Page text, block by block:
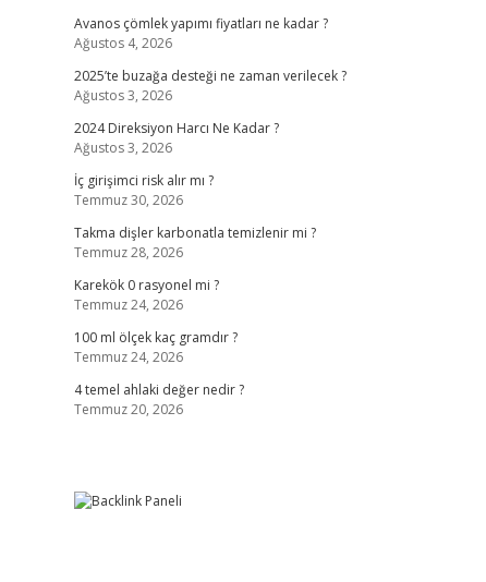
Avanos çömlek yapımı fiyatları ne kadar ?
Ağustos 4, 2026
2025’te buzağa desteği ne zaman verilecek ?
Ağustos 3, 2026
2024 Direksiyon Harcı Ne Kadar ?
Ağustos 3, 2026
İç girişimci risk alır mı ?
Temmuz 30, 2026
Takma dişler karbonatla temizlenir mi ?
Temmuz 28, 2026
Karekök 0 rasyonel mi ?
Temmuz 24, 2026
100 ml ölçek kaç gramdır ?
Temmuz 24, 2026
4 temel ahlaki değer nedir ?
Temmuz 20, 2026